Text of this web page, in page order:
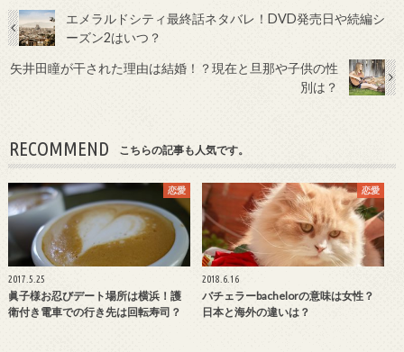
エメラルドシティ最終話ネタバレ！DVD発売日や続編シ
ーズン2はいつ？
矢井田瞳が干された理由は結婚！？現在と旦那や子供の性
別は？
RECOMMEND こちらの記事も人気です。
恋愛
2017.5.25
眞子様お忍びデート場所は横浜！護
衛付き電車での行き先は回転寿司？
恋愛
2018.6.16
バチェラーbachelorの意味は女性？
日本と海外の違いは？